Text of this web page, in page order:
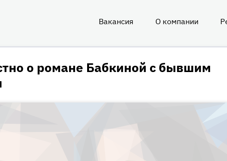
Вакансия О компании
о романе Бабкиной с бывшим